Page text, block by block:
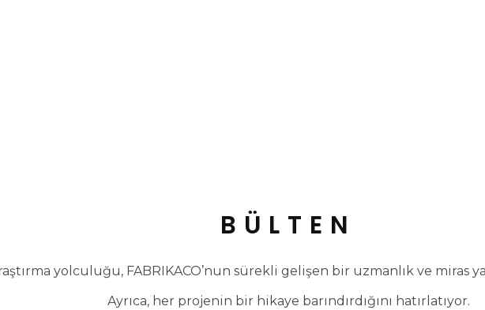
BÜLTEN
yolculuğu, FABRIKACO’nun sürekli gelişen bir uzmanlık ve miras
Ayrıca, her projenin bir hikaye barındırdığını hatırlatıyor.